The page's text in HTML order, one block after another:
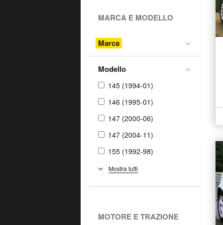
MARCA E MODELLO
Marca
Modello
145 (1994-01)
146 (1995-01)
147 (2000-06)
147 (2004-11)
155 (1992-98)
156 (1997-06)
156 (2003-06)
Mostra tutti
MOTORE E TRAZIONE